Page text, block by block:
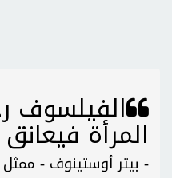
الفيلسوف
المرأة
- بيتر أوستينوف - ممثل